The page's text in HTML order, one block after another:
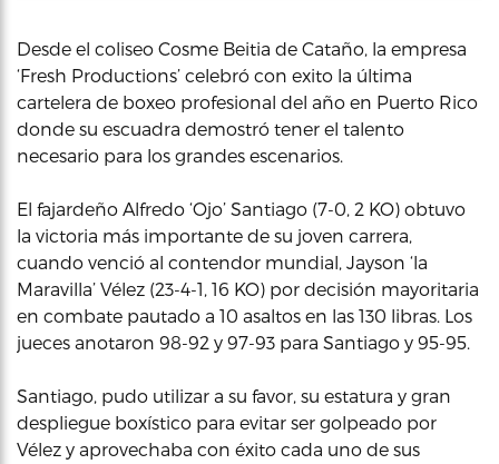
Desde el coliseo Cosme Beitia de Cataño, la empresa
‘Fresh Productions’ celebró con exito la última
cartelera de boxeo profesional del año en Puerto Rico
donde su escuadra demostró tener el talento
necesario para los grandes escenarios.
El fajardeño Alfredo ‘Ojo’ Santiago (7-0, 2 KO) obtuvo
la victoria más importante de su joven carrera,
cuando venció al contendor mundial, Jayson ‘la
Maravilla’ Vélez (23-4-1, 16 KO) por decisión mayoritaria
en combate pautado a 10 asaltos en las 130 libras. Los
jueces anotaron 98-92 y 97-93 para Santiago y 95-95.
Santiago, pudo utilizar a su favor, su estatura y gran
despliegue boxístico para evitar ser golpeado por
Vélez y aprovechaba con éxito cada uno de sus